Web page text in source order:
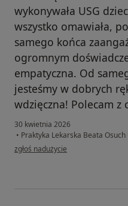
wykonywała USG
wszystko omawiała,
samego końca
ogromnym
empatyczna. Od
jesteśmy w dobrych
wdzięczna! Polecam z
30 kwietnia 2026
• Praktyka Lekarska Beata Osuch
w opinii użytkownika Małgorzata
zgłoś nadużycie